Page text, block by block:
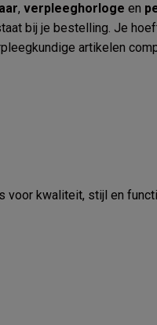
, verpleeghorloge en
bij je bestelling. Je
artikelen
voor kwaliteit, stijl en